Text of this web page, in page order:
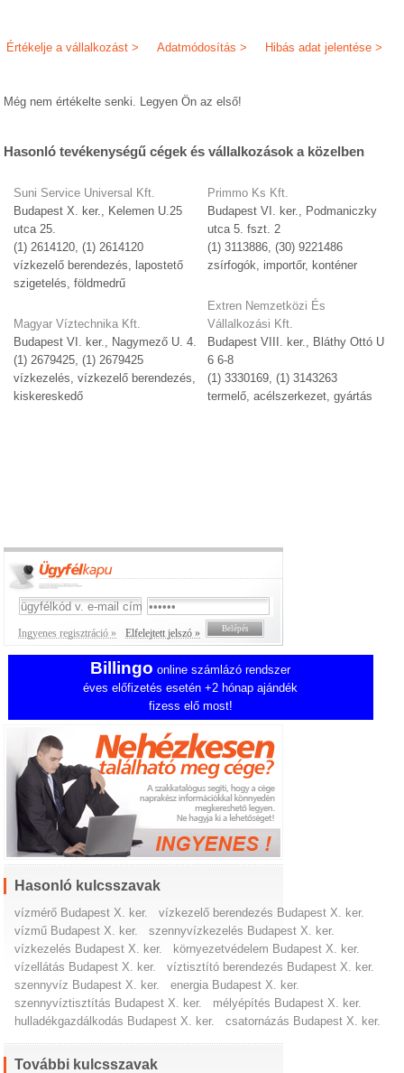
Hibás adat jelentése >
Adatmódosítás >
Értékelje a vállalkozást >
Még nem értékelte senki. Legyen Ön az első!
Hasonló tevékenységű cégek és vállalkozások a közelben
Suni Service Universal Kft.
Budapest X. ker., Kelemen U.25
utca 25.
(1) 2614120, (1) 2614120
vízkezelő berendezés, lapostető
szigetelés, földmedrű
Magyar Víztechnika Kft.
Budapest VI. ker., Nagymező U. 4.
(1) 2679425, (1) 2679425
vízkezelés, vízkezelő berendezés,
kiskereskedő
Primmo Ks Kft.
Budapest VI. ker., Podmaniczky
utca 5. fszt. 2
(1) 3113886, (30) 9221486
zsírfogók, importőr, konténer
Extren Nemzetközi És
Vállalkozási Kft.
Budapest VIII. ker., Bláthy Ottó U
6 6-8
(1) 3330169, (1) 3143263
termelő, acélszerkezet, gyártás
Ingyenes regisztráció » Elfelejtett jelszó »
Billingo online számlázó rendszer
éves előfizetés esetén +2 hónap ajándék
fizess elő most!
Hasonló kulcsszavak
vízmérő Budapest X. ker.
vízkezelő berendezés Budapest X. ker.
vízmű Budapest X. ker.
szennyvízkezelés Budapest X. ker.
vízkezelés Budapest X. ker.
környezetvédelem Budapest X. ker.
vízellátás Budapest X. ker.
víztisztító berendezés Budapest X. ker.
szennyvíz Budapest X. ker.
energia Budapest X. ker.
szennyvíztisztítás Budapest X. ker.
mélyépítés Budapest X. ker.
hulladékgazdálkodás Budapest X. ker.
csatornázás Budapest X. ker.
További kulcsszavak